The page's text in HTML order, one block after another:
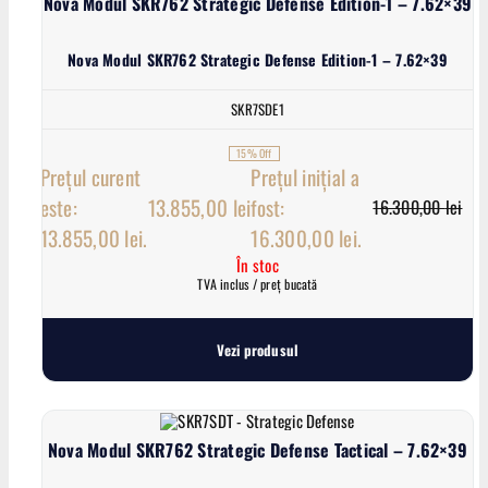
Nova Modul SKR762 Strategic Defense Edition-1 – 7.62×39
SKR7SDE1
16.300,00lei
Prețul inițial a
fost:
16.300,00 lei.
13.855,00 lei
Prețul curent
este:
13.855,00 lei.
15% Off
În stoc
TVA inclus / preț bucată
Vezi produsul
Nova Modul SKR762 Strategic Defense Tactical – 7.62×39